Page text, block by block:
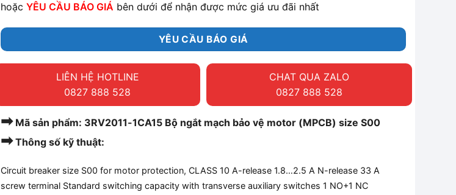
hoặcYÊU CẦU BÁO GIÁ bên dưới để nhận được mức giá ưu đãi nhất
YÊU CẦU BÁO GIÁ
LIÊN HỆ HOTLINE
0827 888 528
CHAT QUA ZALO
0827 888 528
➡Mã sản phẩm: 3RV2011-1CA15 Bộ ngắt mạch bảo vệ motor (MPCB) size S00
➡Thông số kỹ thuật:
Circuit breaker size S00 for motor protection, CLASS 10 A-release 1.8…2.5 A N-release 33 A
screw terminal Standard switching capacity with transverse auxiliary switches 1 NO+1 NC